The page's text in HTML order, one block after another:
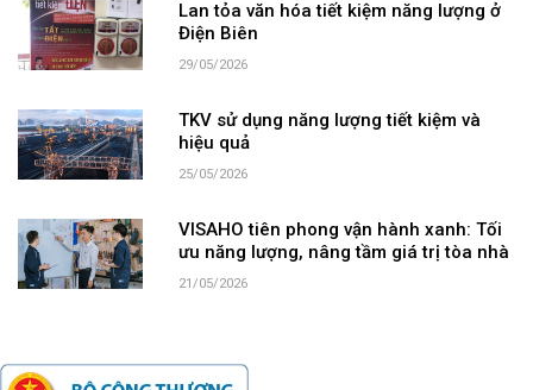
Lan tỏa văn hóa tiết kiệm năng lượng ở
Điện Biên
29/05/2026
TKV sử dụng năng lượng tiết kiệm và
hiệu quả
25/05/2026
VISAHO tiên phong vận hành xanh: Tối
ưu năng lượng, nâng tầm giá trị tòa nhà
21/05/2026